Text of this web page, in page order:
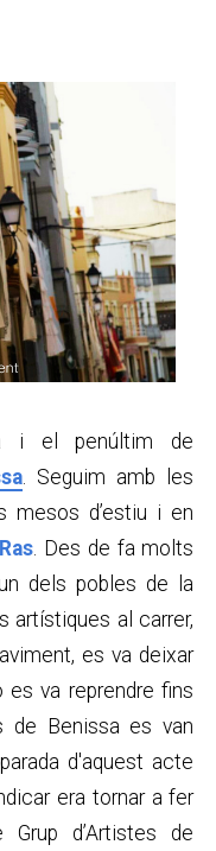
i el penúltim de
. Seguim amb les
mesos d’estiu i en
. Des de fa molts
dels pobles de la
artístiques al carrer,
es va deixar
va reprendre fins
de Benissa es van
d'aquest acte
era tornar a fer
d’Artistes de